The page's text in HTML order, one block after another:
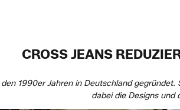
CROSS JEANS
1990er Jahren in Deutschland
dabei die Designs und